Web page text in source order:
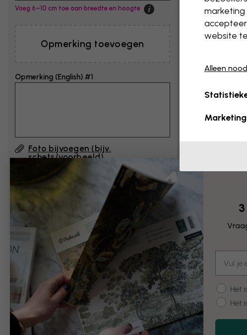
Voeg 6–10 cm toe aan breedte en hoogte
Opmerking toevoegen
Opmerking (English) #1
Foto bijvoegen (bijv.
schets/voorbeeld)
Door op ”Verzenden”, te klikken, accepteer ik
de gebruiksvoorwaarden van Photowall
bevestig ik dat ik ze heb gelezen.
Voorbeelden van
Zwart-wit
Het
Het
website
Alleen
Marketing